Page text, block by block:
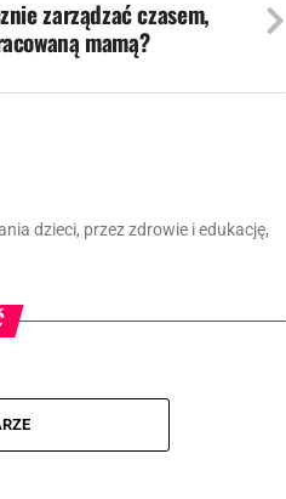
zarządzać czasem,
mamą?
dzieci, przez zdrowie i edukację,